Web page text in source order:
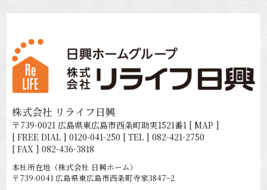
株式会社 リライフ日興
〒739-0021 広島県東広島市西条町助実1521番1 [ MAP ]
[ FREE DIAL ]0120-041-250 [ TEL ]082-421-2750
[ FAX ] 082-436-3818
本社所在地（株式会社 日興ホーム）
〒739-0041 広島県東広島市西条町寺家3847−2